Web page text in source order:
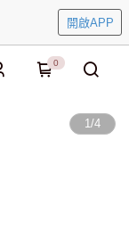
開啟APP
0
1/4